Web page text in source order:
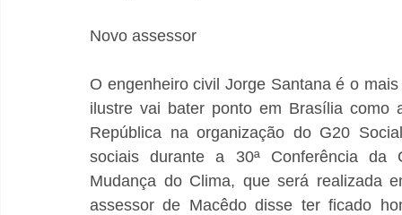
Novo assessor
O engenheiro civil Jorge Santana é o
ilustre vai bater ponto em Brasília como
República na organização do G20
sociais durante a 30ª Conferência da
Mudança do Clima, que será realizada
assessor de Macêdo disse ter ficado